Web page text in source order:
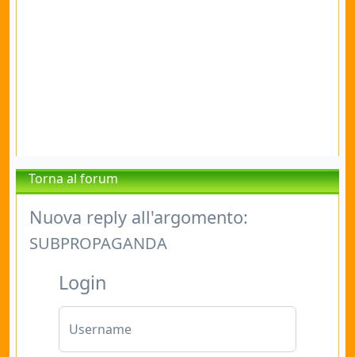
Torna al forum
Nuova reply all'argomento:
SUBPROPAGANDA
Login
Username